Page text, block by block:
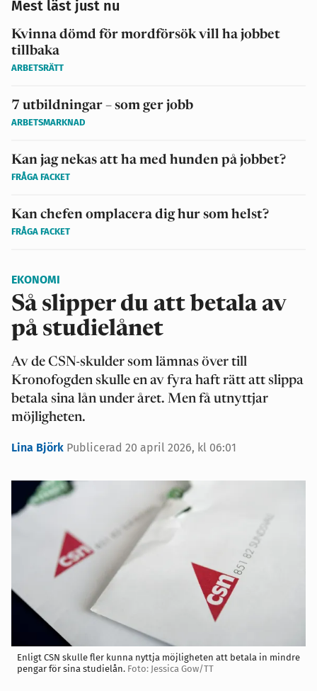
Mest läst just nu
Kvinna dömd för mordförsök vill ha jobbet
tillbaka
ARBETSRÄTT
7 utbildningar – som ger jobb
ARBETSMARKNAD
Kan jag nekas att ha med hunden på jobbet?
FRÅGA FACKET
Kan chefen omplacera dig hur som helst?
FRÅGA FACKET
EKONOMI
Så slipper du att betala av
på studielånet
Av de CSN-skulder som lämnas över till
Kronofogden skulle en av fyra haft rätt att slippa
betala sina lån under året. Men få utnyttjar
möjligheten.
Lina Björk Publicerad 20 april 2026, kl 06:01
Enligt CSN skulle fler kunna nyttja möjligheten att betala in mindre
pengar för sina studielån. Foto: Jessica Gow/TT